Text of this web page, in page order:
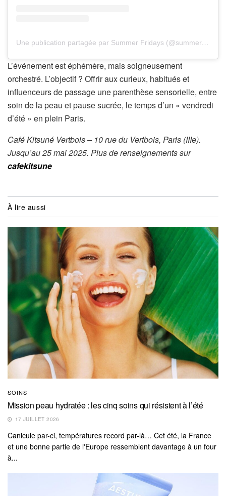
Une publication partagée par Summer Fridays (@summerfridays)
L’événement est éphémère, mais soigneusement
orchestré. L’objectif ? Offrir aux curieux, habitués et
influenceurs de passage une parenthèse sensorielle, entre
soin de la peau et pause sucrée, le temps d’un « vendredi
d’été » en plein Paris.
Café Kitsuné Vertbois – 10 rue du Vertbois, Paris (IIIe).
Jusqu’au 25 mai 2025. Plus de renseignements sur
cafekitsune
À lire aussi
SOINS
Mission peau hydratée : les cinq soins qui résistent à l’été
17 JUILLET 2026
Canicule par-ci, températures record par-là… Cet été, la France
et une bonne partie de l'Europe ressemblent davantage à un four
à...